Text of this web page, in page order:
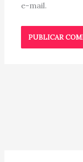
e-mail.